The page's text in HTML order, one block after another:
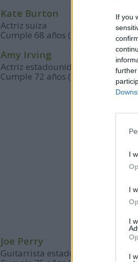
If you
I
I
I
I
Kate Burton
Actriz suiza
Cumple 68 años (nació en 1957)
Amy Irving
Actriz estadounidense
Cumple 72 años (nació en 1953)
Joe Perry
Guitarrista estadounidense, de